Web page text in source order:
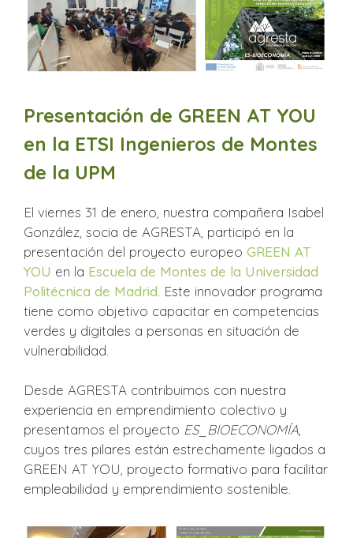
Presentación de GREEN AT YOU
en la ETSI Ingenieros de Montes
de la UPM
El viernes 31 de enero, nuestra compañera Isabel
González, socia de AGRESTA, participó en la
presentación del proyecto europeo GREEN AT
YOU en la Escuela de Montes de la Universidad
Politécnica de Madrid . Este innovador programa
tiene como objetivo capacitar en competencias
verdes y digitales a personas en situación de
vulnerabilidad.
Desde AGRESTA contribuimos con nuestra
experiencia en emprendimiento colectivo y
presentamos el proyecto ES_BIOECONOMÍA
cuyos tres pilares están estrechamente ligados a
GREEN AT YOU, proyecto formativo para facilitar
empleabilidad y emprendimiento sostenible.